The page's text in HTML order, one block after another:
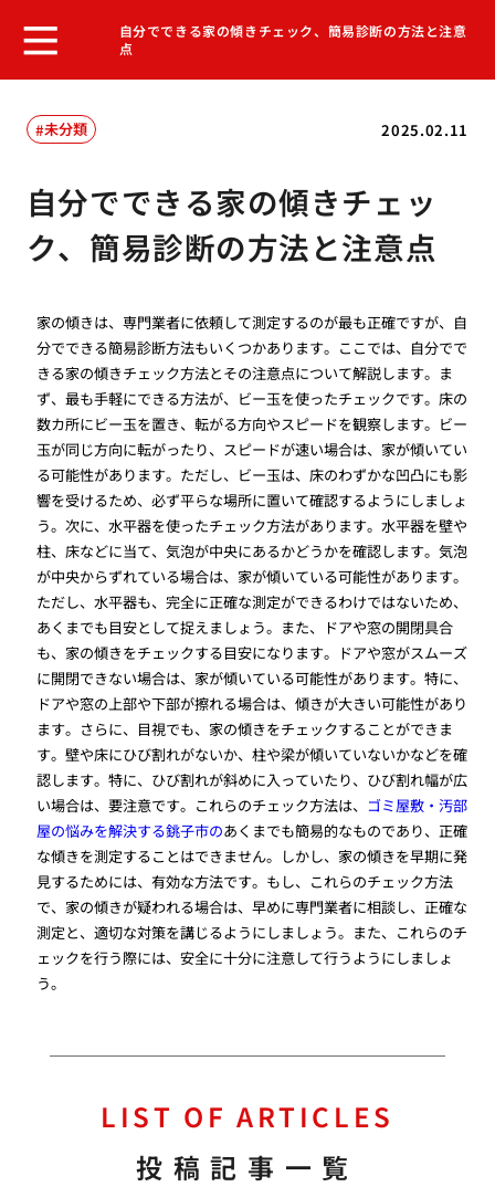
自分でできる家の傾きチェック、簡易診断の方法と注意
点
2025.02.11
未分類
自分でできる家の傾きチェッ
ク、簡易診断の方法と注意点
家の傾きは、専門業者に依頼して測定するのが最も正確ですが、自
分でできる簡易診断方法もいくつかあります。ここでは、自分でで
きる家の傾きチェック方法とその注意点について解説します。ま
ず、最も手軽にできる方法が、ビー玉を使ったチェックです。床の
数カ所にビー玉を置き、転がる方向やスピードを観察します。ビー
玉が同じ方向に転がったり、スピードが速い場合は、家が傾いてい
る可能性があります。ただし、ビー玉は、床のわずかな凹凸にも影
響を受けるため、必ず平らな場所に置いて確認するようにしましょ
う。次に、水平器を使ったチェック方法があります。水平器を壁や
柱、床などに当て、気泡が中央にあるかどうかを確認します。気泡
が中央からずれている場合は、家が傾いている可能性があります。
ただし、水平器も、完全に正確な測定ができるわけではないため、
あくまでも目安として捉えましょう。また、ドアや窓の開閉具合
も、家の傾きをチェックする目安になります。ドアや窓がスムーズ
に開閉できない場合は、家が傾いている可能性があります。特に、
ドアや窓の上部や下部が擦れる場合は、傾きが大きい可能性があり
ます。さらに、目視でも、家の傾きをチェックすることができま
す。壁や床にひび割れがないか、柱や梁が傾いていないかなどを確
認します。特に、ひび割れが斜めに入っていたり、ひび割れ幅が広
い場合は、要注意です。これらのチェック方法は、 ゴミ屋敷・汚部
屋の悩みを解決する銚子市のあくまでも簡易的なものであり、正確
な傾きを測定することはできません。しかし、家の傾きを早期に発
見するためには、有効な方法です。もし、これらのチェック方法
で、家の傾きが疑われる場合は、早めに専門業者に相談し、正確な
測定と、適切な対策を講じるようにしましょう。また、これらのチ
ェックを行う際には、安全に十分に注意して行うようにしましょ
う。
LIST OF ARTICLES
投稿記事一覧